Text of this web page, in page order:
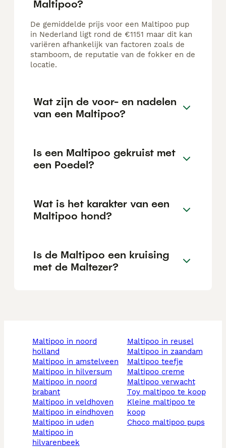
Maltipoo?
De gemiddelde prijs voor een Maltipoo pup
in Nederland ligt rond de €1151 maar dit kan
variëren afhankelijk van factoren zoals de
stamboom, de reputatie van de fokker en de
locatie.
Wat zijn de voor- en nadelen
van een Maltipoo?
Is een Maltipoo gekruist met
een Poedel?
Wat is het karakter van een
Maltipoo hond?
Is de Maltipoo een kruising
met de Maltezer?
maltipoo in noord
holland
maltipoo in amstelveen
maltipoo in hilversum
maltipoo in noord
brabant
maltipoo in veldhoven
maltipoo in eindhoven
maltipoo in uden
maltipoo in
hilvarenbeek
maltipoo in reusel
maltipoo in zaandam
maltipoo teefje
maltipoo creme
maltipoo verwacht
toy maltipoo te koop
kleine maltipoo te
koop
choco maltipoo pups